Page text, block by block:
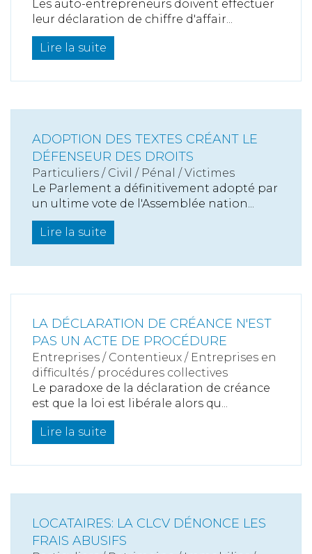
Les auto-entrepreneurs doivent effectuer
leur déclaration de chiffre d'affair...
Lire la suite
ADOPTION DES TEXTES CRÉANT LE
DÉFENSEUR DES DROITS
Particuliers / Civil / Pénal / Victimes
Le Parlement a définitivement adopté par
un ultime vote de l'Assemblée nation...
Lire la suite
LA DÉCLARATION DE CRÉANCE N'EST
PAS UN ACTE DE PROCÉDURE
Entreprises / Contentieux / Entreprises en
difficultés / procédures collectives
Le paradoxe de la déclaration de créance
est que la loi est libérale alors qu...
Lire la suite
LOCATAIRES: LA CLCV DÉNONCE LES
FRAIS ABUSIFS